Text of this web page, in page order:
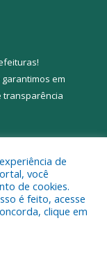
!
em
transparência
de Anapu.
de
você
de cookies.
é feito, acesse
clique em